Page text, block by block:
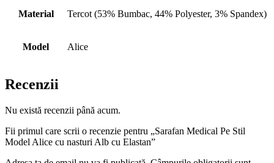
Material Tercot (53% Bumbac, 44% Polyester, 3% Spandex)
Model Alice
Recenzii
Nu există recenzii până acum.
Fii primul care scrii o recenzie pentru „Sarafan Medical Pe Stil
Model Alice cu nasturi Alb cu Elastan”